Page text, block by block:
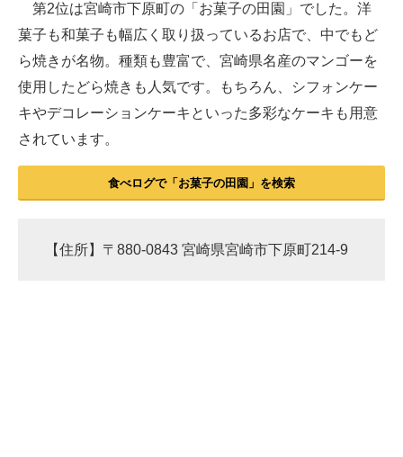
第2位は宮崎市下原町の「お菓子の田園」でした。洋
菓子も和菓子も幅広く取り扱っているお店で、中でもど
ら焼きが名物。種類も豊富で、宮崎県名産のマンゴーを
使用したどら焼きも人気です。もちろん、シフォンケー
キやデコレーションケーキといった多彩なケーキも用意
されています。
食べログで「お菓子の田園」を検索
【住所】〒880-0843 宮崎県宮崎市下原町214-9